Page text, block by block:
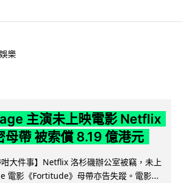
樂
主演未上映電影 Netflix
母帶 被索償 8.19 億港元
咁大件事】Netflix 洛杉磯辦公室被竊，未上
電影《Fortitude》母帶亦告失蹤。電影...